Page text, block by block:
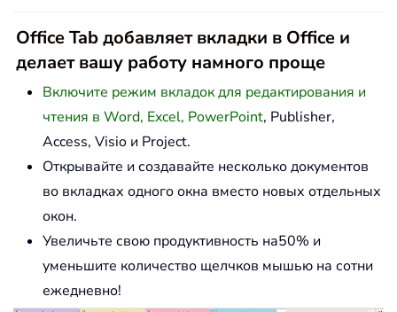
Office Tab добавляет вкладки в Office и
делает вашу работу намного проще
Включите режим вкладок для редактирования и
чтения в Word, Excel, PowerPoint, Publisher,
Access, Visio и Project.
Открывайте и создавайте несколько документов
во вкладках одного окна вместо новых отдельных
окон.
Увеличьте свою продуктивность на50% и
уменьшите количество щелчков мышью на сотни
ежедневно!